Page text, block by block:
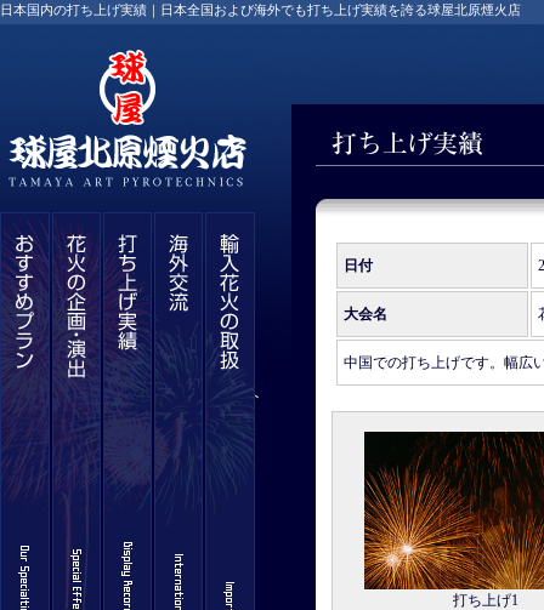
日本国内の打ち上げ実績｜日本全国および海外でも打ち上げ実績を誇る球屋北原煙火店
日付
大会名
中国での打ち上げです。幅広
打ち上げ1